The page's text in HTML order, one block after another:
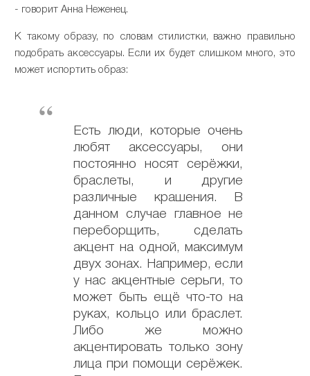
- говорит Анна Неженец.
К такому образу, по словам стилистки, важно правильно
подобрать аксессуары. Если их будет слишком много, это
может испортить образ:
Есть люди, которые очень
любят аксессуары, они
постоянно носят серёжки,
браслеты, и другие
различные крашения. В
данном случае главное не
переборщить, сделать
акцент на одной, максимум
двух зонах. Например, если
у нас акцентные серьги, то
может быть ещё что-то на
руках, кольцо или браслет.
Либо же можно
акцентировать только зону
лица при помощи серёжек.